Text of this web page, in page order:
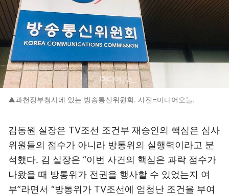
▲과천정부청사에 있는 방송통신위원회. 사진=미디어오늘.
김동원 실장은 TV조선 조건부 재승인의 핵심은 심사
위원들의 점수가 아니라 방통위의 실행력이라고 분
석했다. 김 실장은 “이번 사건의 핵심은 과락 점수가
나왔을 때 방통위가 전권을 행사할 수 있었는지 여
부”라면서 “방통위가 TV조선에 엄청난 조건을 부여